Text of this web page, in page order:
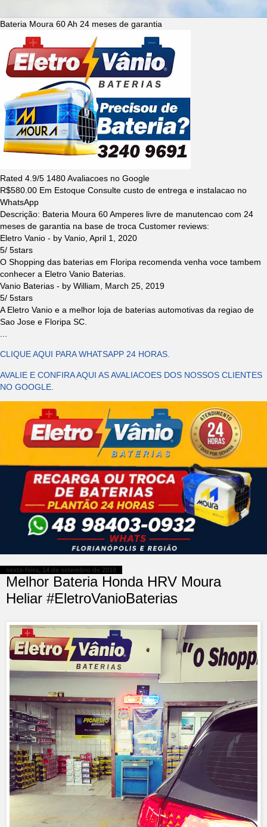
Bateria Moura 60 Ah 24 meses de garantia
Rated 4.9/5 1480Avaliacoes no Google
R$580.00 Em Estoque Consulte custo de entrega e instalacao no
WhatsApp
Descrição: Bateria Moura 60 Amperes livre de manutencao com 24
meses de garantia na base de troca Customer reviews:
Eletro Vanio - by Vanio April 1, 2020
5/ 5stars
O Shopping das baterias em Floripa recomenda venha voce tambem
conhecer a Eletro Vanio Baterias.
Vanio Baterias - by William
March 25, 2019
5/ 5stars
A Eletro Vanio e a melhor loja de baterias automotivas da regiao de
Sao Jose e Floripa SC.
CLIQUE AQUI PARA WHATSAPP 24 HORAS.
AVALIE E CONFIRA AQUI AS AVALIACOES DOS NOSSOS CLIENTES
NO GOOGLE.
sexta-feira, 14 de setembro de 2018
Melhor Bateria Honda HRV Moura
Heliar #EletroVanioBaterias